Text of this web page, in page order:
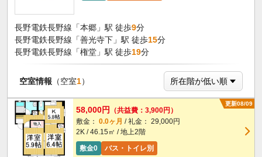
長野電鉄長野線「本郷」駅 徒歩9分
長野電鉄長野線「善光寺下」駅 徒歩15分
長野電鉄長野線「権堂」駅 徒歩19分
空室情報 （空室1）
更新08/09
58,000円
（共益費：3,900円）
敷金： 0.0ヶ月 / 礼金： 29,000円
2K / 46.15㎡ / 地上2階
敷金0
バス・トイレ別